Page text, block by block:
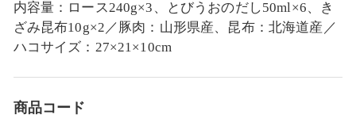
内容量：ロース240g×3、とびうおのだし50ml×6、き
ざみ昆布10g×2／豚肉：山形県産、昆布：北海道産／
ハコサイズ：27×21×10cm
商品コード